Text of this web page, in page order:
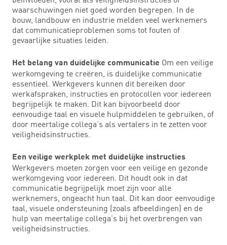
waarschuwingen niet goed worden begrepen. In de
bouw, landbouw en industrie melden veel werknemers
dat communicatieproblemen soms tot fouten of
gevaarlijke situaties leiden.
Het belang van duidelijke communicatie Om een veilige
werkomgeving te creëren, is duidelijke communicatie
essentieel. Werkgevers kunnen dit bereiken door
werkafspraken, instructies en protocollen voor iedereen
begrijpelijk te maken. Dit kan bijvoorbeeld door
eenvoudige taal en visuele hulpmiddelen te gebruiken, of
door meertalige collega’s als vertalers in te zetten voor
veiligheidsinstructies.
Een veilige werkplek met duidelijke instructies
Werkgevers moeten zorgen voor een veilige en gezonde
werkomgeving voor iedereen. Dit houdt ook in dat
communicatie begrijpelijk moet zijn voor alle
werknemers, ongeacht hun taal. Dit kan door eenvoudige
taal, visuele ondersteuning (zoals afbeeldingen) en de
hulp van meertalige collega’s bij het overbrengen van
veiligheidsinstructies.